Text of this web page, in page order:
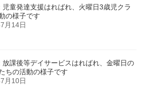
児童発達支援はればれ、火曜日3歳児クラ
の様子です
月14日
放課後等デイサービスはればれ、金曜日の
ちの活動の様子です
月10日